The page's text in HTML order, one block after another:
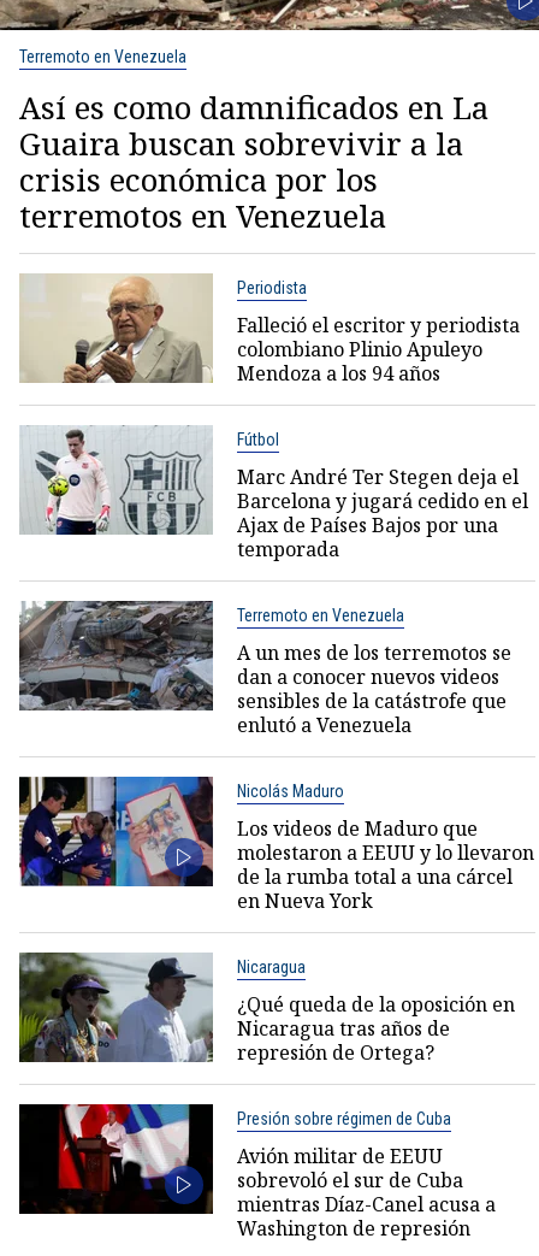
Terremoto en Venezuela
Así es como damnificados en La
Guaira buscan sobrevivir a la
crisis económica por los
terremotos en Venezuela
Periodista
Falleció el escritor y periodista
colombiano Plinio Apuleyo
Mendoza a los 94 años
Fútbol
Marc André Ter Stegen deja el
Barcelona y jugará cedido en el
Ajax de Países Bajos por una
temporada
Terremoto en Venezuela
A un mes de los terremotos se
dan a conocer nuevos videos
sensibles de la catástrofe que
enlutó a Venezuela
Nicolás Maduro
Los videos de Maduro que
molestaron a EEUU y lo llevaron
de la rumba total a una cárcel
en Nueva York
Nicaragua
¿Qué queda de la oposición en
Nicaragua tras años de
represión de Ortega?
Presión sobre régimen de Cuba
Avión militar de EEUU
sobrevoló el sur de Cuba
mientras Díaz-Canel acusa a
Washington de represión